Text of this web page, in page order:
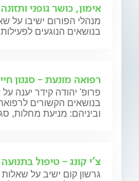
אימון, כושר גופני ותזונה
מנהלי הפורום ישיבו על
בנושאים הנוגעים לפעילות
רפואה מונעת - סגנון
פרופ' יהודה קידר יענה
בנושאים הקשורים
וביניהם: מניעת מחלות,
צ'י קונג - טיפול בתנועה
גרשון קום ישיב על